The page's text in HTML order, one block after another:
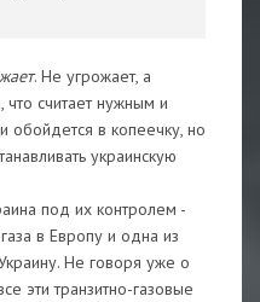
. Не угрожает, а
что считает нужным и
обойдется в копеечку, но
украинскую
под их контролем -
в Европу и одна из
Не говоря уже о
эти транзитно-газовые